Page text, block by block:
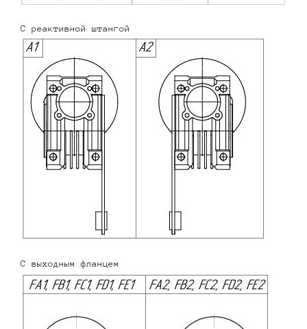
С реактивной штангой
С выходным фланцем